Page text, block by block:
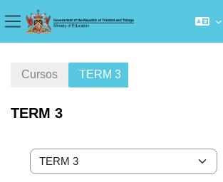
Panel lateral
Cursos TERM 3
TERM 3
Categorías